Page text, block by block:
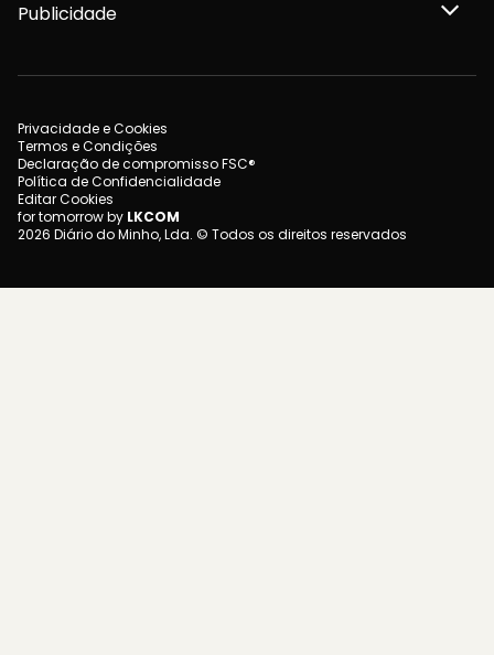
Publicidade
Privacidade e Cookies
Termos e Condições
Declaração de compromisso FSC®
Política de Confidencialidade
Editar Cookies
for tomorrow by LKCOM
2026 Diário do Minho, Lda. © Todos os direitos reservados